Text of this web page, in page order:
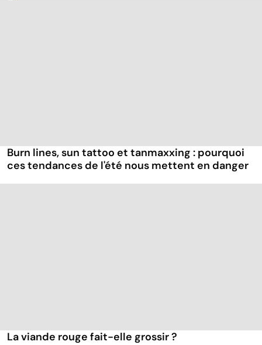
Burn lines, sun tattoo et tanmaxxing : pourquoi
ces tendances de l'été nous mettent en danger
La viande rouge fait-elle grossir ?